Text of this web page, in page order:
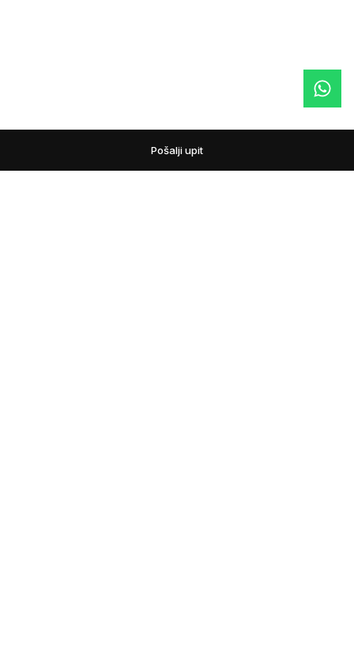
Pošalji upit